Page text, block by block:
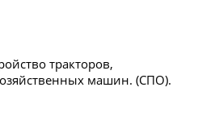
тракторов,
машин. (СПО).